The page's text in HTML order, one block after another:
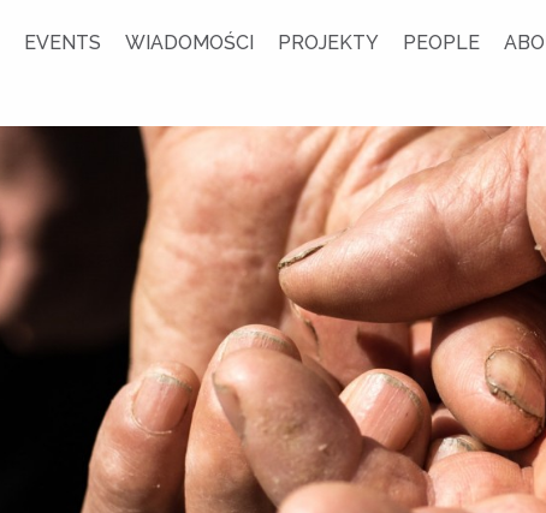
EVENTS WIADOMOŚCI PROJEKTY PEOPLE